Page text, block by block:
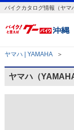
バイクカタログ情報（ヤマ
ヤマハ | YAMAHA ＞
ヤマハ（